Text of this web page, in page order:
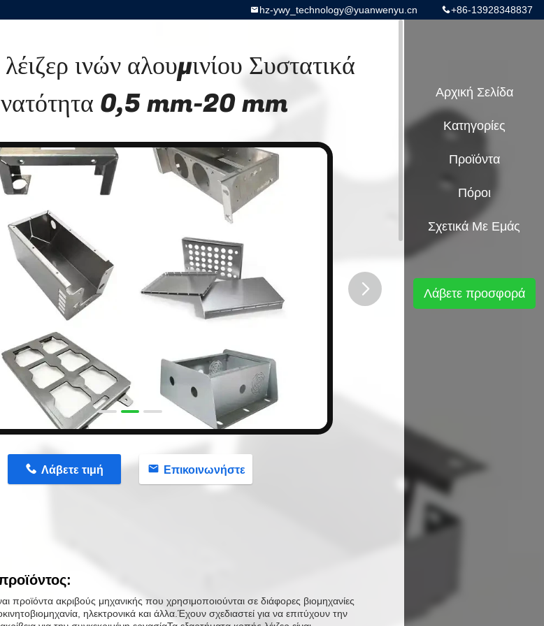
+86-13928348837
hz-ywy_technology@yuanwenyu.cn
ινών αλουμινίου Συστατικά
0,5 mm-20 mm
Λάβετε τιμή Επικοινωνήστε
προϊόντα ακριβούς μηχανικής που χρησιμοποιούνται σε διάφορες βιομηχανίες
ηλεκτρονικά και άλλα.Έχουν σχεδιαστεί για να επιτύχουν την
Αρχική Σελίδα
Κατηγορίες
Προϊόντα
Πόροι
Σχετικά Με Εμάς
Λάβετε προσφορά